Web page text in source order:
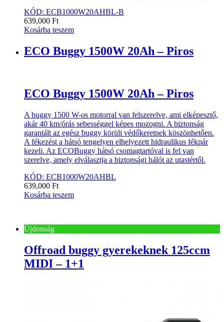
KÓD: ECB1000W20AHBL-B
639,000 Ft
Kosárba teszem
ECO Buggy 1500W 20Ah – Piros
ECO Buggy 1500W 20Ah – Piros
A buggy 1500 W-os motorral van felszerelve, ami elképesztő,
akár 40 km/órás sebességgel képes mozogni. A biztonság
garantált az egész buggy körüli védőkeretnek köszönhetően.
A fékezést a hátsó tengelyen elhelyezett hidraulikus fékpár
kezeli. Az ECOBuggy hátsó csomagtartóval is fel van
szerelve, amely elválasztja a biztonsági hálót az utastértől.
KÓD: ECB1000W20AHBL
639,000 Ft
Kosárba teszem
Újdonság
Offroad buggy gyerekeknek 125ccm
MIDI – 1+1